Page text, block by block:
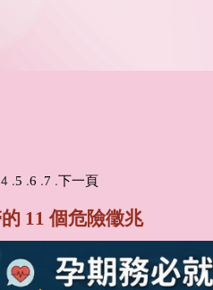
.5 .6 .7 .下一頁
11 個危險徵兆